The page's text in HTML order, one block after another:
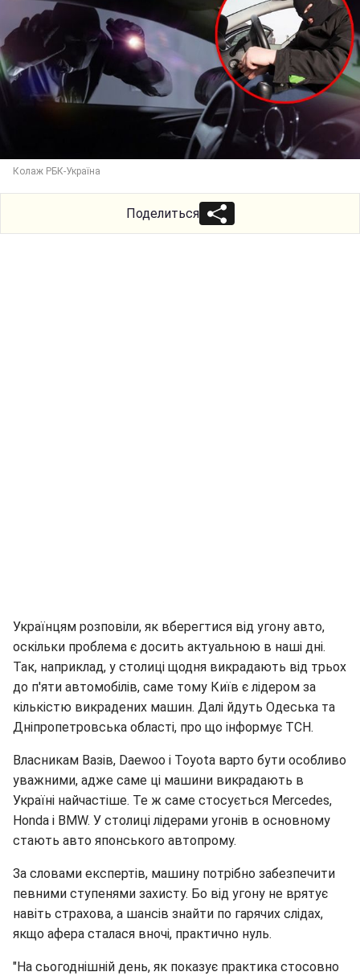
Колаж РБК-Україна
Поделиться
Українцям розповіли, як вберегтися від угону авто,
оскільки проблема є досить актуальною в наші дні.
Так, наприклад, у столиці щодня викрадають від трьох
до п'яти автомобілів, саме тому Київ є лідером за
кількістю викрадених машин. Далі йдуть Одеська та
Дніпропетровська області, про що інформує ТСН.
Власникам Вазів, Daewoo і Toyota варто бути особливо
уважними, адже саме ці машини викрадають в
Україні найчастіше. Те ж саме стосується Mercedes,
Honda і BMW. У столиці лідерами угонів в основному
стають авто японського автопрому.
За словами експертів, машину потрібно забезпечити
певними ступенями захисту. Бо від угону не врятує
навіть страхова, а шансів знайти по гарячих слідах,
якщо афера сталася вночі, практично нуль.
"На сьогоднішній день, як показує практика стосовно